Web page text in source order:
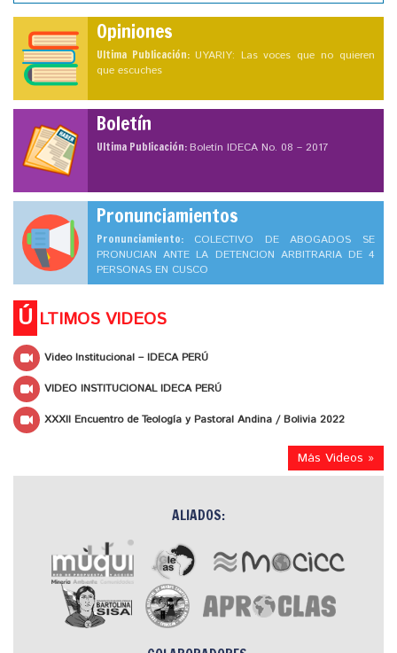
Opiniones
Ultima Publicación: UYARIY: Las voces que no quieren
que escuches
Boletín
Ultima Publicación:Boletín IDECA No. 08 – 2017
Pronunciamientos
Pronunciamiento: COLECTIVO DE ABOGADOS SE
PRONUCIAN ANTE LA DETENCION ARBITRARIA DE 4
PERSONAS EN CUSCO
Ú LTIMOS VIDEOS
Video Institucional – IDECA PERÚ
VIDEO INSTITUCIONAL IDECA PERÚ
XXXII Encuentro de Teología y Pastoral Andina / Bolivia 2022
Más Videos »
ALIADOS: